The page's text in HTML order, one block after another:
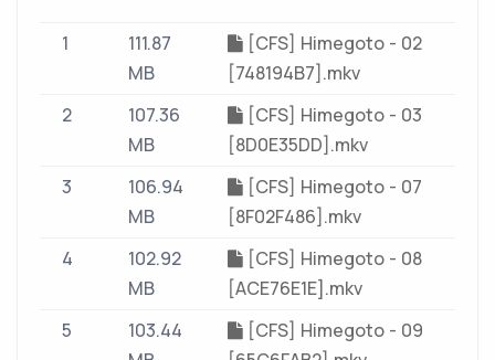
1
111.87
MB
[CFS] Himegoto - 02
[748194B7].mkv
2
107.36
MB
[CFS] Himegoto - 03
[8D0E35DD].mkv
3
106.94
MB
[CFS] Himegoto - 07
[8F02F486].mkv
4
102.92
MB
[CFS] Himegoto - 08
[ACE76E1E].mkv
5
103.44
[CFS] Himegoto - 09